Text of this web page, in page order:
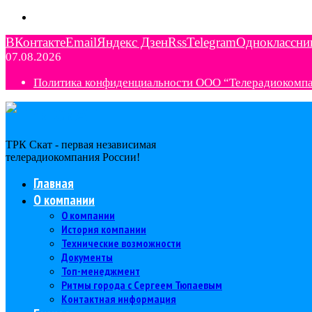
ВКонтактеEmailЯндекс ДзенRssTelegram
07.08.2026
Политика конфиденциальности ООО
ТРК Скат - первая независимая
телерадиокомпания Роcсии!
Главная
О компании
О компании
История компании
Технические возможности
Документы
Топ-менеджмент
Ритмы города с Сергеем Тюпаевым
Контактная информация